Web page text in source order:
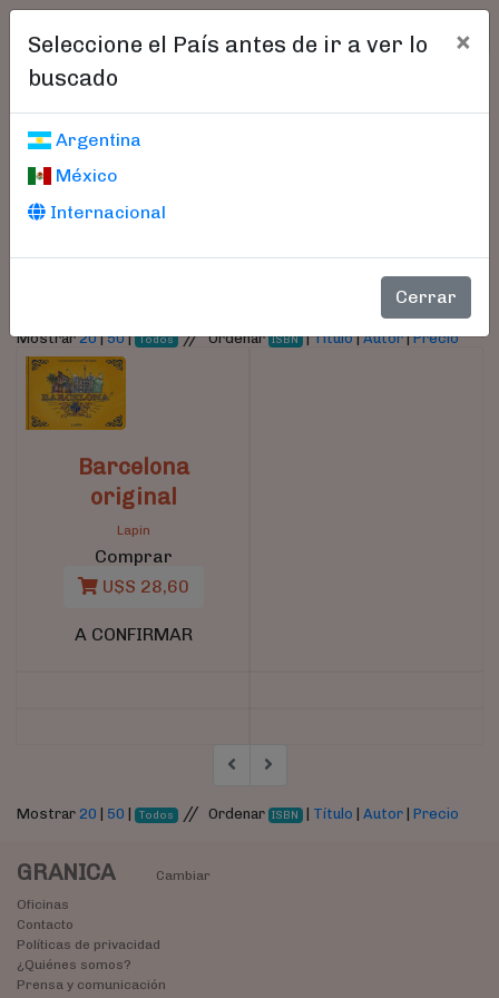
Seleccione el País antes de ir a ver lo
buscado
×
Argentina
México
Internacional
Cerrar
Libros encontrados
Parámetros
Mostrar20|50| Todos //Ordenar ISBN |Título|Autor|Precio
Barcelona
original
Lapin
Comprar
U$S 28,60
A CONFIRMAR
Mostrar 20 50 Todos // Ordenar ISBN Título |Autor |Precio
GRANICA
Cambiar
Oficinas
Contacto
Políticas de privacidad
¿Quiénes somos?
Prensa y comunicación